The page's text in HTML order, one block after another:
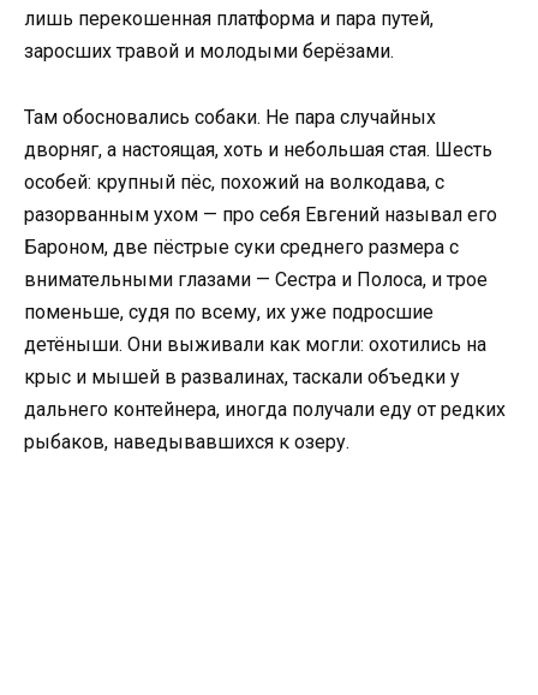
лишь перекошенная платформа и пара путей,
заросших травой и молодыми берёзами.
Там обосновались собаки. Не пара случайных
дворняг, а настоящая, хоть и небольшая стая. Шесть
особей: крупный пёс, похожий на волкодава, с
разорванным ухом — про себя Евгений называл его
Бароном, две пёстрые суки среднего размера с
внимательными глазами — Сестра и Полоса, и трое
поменьше, судя по всему, их уже подросшие
детёныши. Они выживали как могли: охотились на
крыс и мышей в развалинах, таскали объедки у
дальнего контейнера, иногда получали еду от редких
рыбаков, наведывавшихся к озеру.